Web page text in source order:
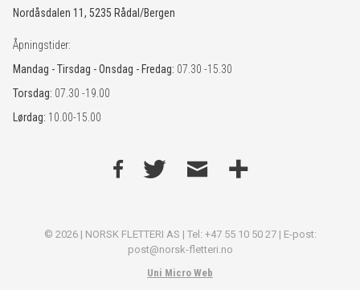
Nordåsdalen 11, 5235 Rådal/Bergen
Åpningstider:
Mandag - Tirsdag - Onsdag - Fredag: 07.30 -15.30
Torsdag: 07.30 -19.00
Lørdag: 10.00-15.00
© 2026 | NORSK FLETTERI AS | Tel: +47 55 10 50 27 | E-post:
post@norsk-fletteri.no
Uni Micro Web